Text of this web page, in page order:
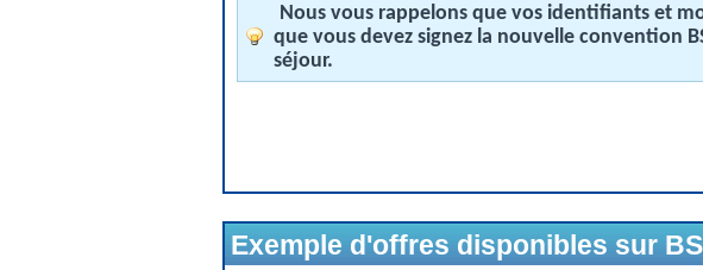
Nous vous rappelons que vos identifiants et
que vous devez signez la nouvelle convention
séjour.
Exemple d'offres disponibles sur